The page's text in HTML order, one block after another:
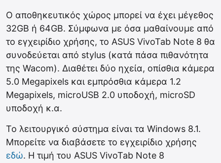
Ο αποθηκευτικός χώρος μπορεί να έχει μέγεθος
32GB ή 64GB. Σύμφωνα με όσα μαθαίνουμε από
το εγχειρίδιο χρήσης, το ASUS VivoTab Note 8 θα
συνοδεύεται από stylus (κατά πάσα πιθανότητα
της Wacom). Διαθέτει δύο ηχεία, οπίσθια κάμερα
5.0 Megapixels και εμπρόσθια κάμερα 1.2
Megapixels, microUSB 2.0 υποδοχή, microSD
υποδοχή κ.α.
Το λειτουργικό σύστημα είναι τα Windows 8.1.
Μπορείτε να διαβάσετε το εγχειρίδιο χρήσης
εδώ. Η τιμή του ASUS VivoTab Note 8